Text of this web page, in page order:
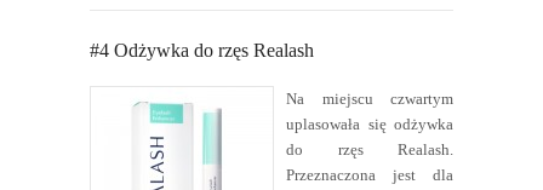
#4 Odżywka do rzęs Realash
Na miejscu czwartym
uplasowała się odżywka
do rzęs Realash.
Przeznaczona jest dla